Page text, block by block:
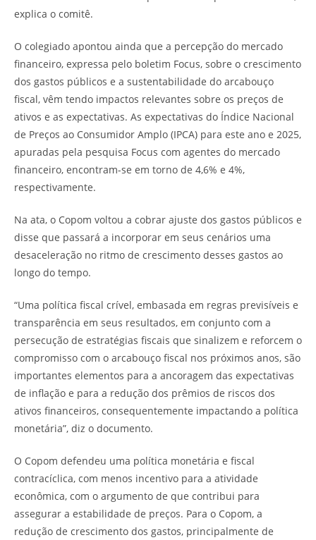
explica o comitê.
O colegiado apontou ainda que a percepção do mercado
financeiro, expressa pelo boletim Focus, sobre o crescimento
dos gastos públicos e a sustentabilidade do arcabouço
fiscal, vêm tendo impactos relevantes sobre os preços de
ativos e as expectativas. As expectativas do Índice Nacional
de Preços ao Consumidor Amplo (IPCA) para este ano e 2025,
apuradas pela pesquisa Focus com agentes do mercado
financeiro, encontram-se em torno de 4,6% e 4%,
respectivamente.
Na ata, o Copom voltou a cobrar ajuste dos gastos públicos e
disse que passará a incorporar em seus cenários uma
desaceleração no ritmo de crescimento desses gastos ao
longo do tempo.
“Uma política fiscal crível, embasada em regras previsíveis e
transparência em seus resultados, em conjunto com a
persecução de estratégias fiscais que sinalizem e reforcem o
compromisso com o arcabouço fiscal nos próximos anos, são
importantes elementos para a ancoragem das expectativas
de inflação e para a redução dos prêmios de riscos dos
ativos financeiros, consequentemente impactando a política
monetária”, diz o documento.
O Copom defendeu uma política monetária e fiscal
contracíclica, com menos incentivo para a atividade
econômica, com o argumento de que contribui para
assegurar a estabilidade de preços. Para o Copom, a
redução de crescimento dos gastos, principalmente de